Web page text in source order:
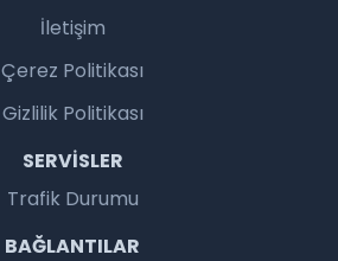
İletişim
Çerez Politikası
Gizlilik Politikası
SERVISLER
Trafik Durumu
BAĞLANTILAR